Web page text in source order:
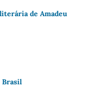
de Amadeu
Brasil